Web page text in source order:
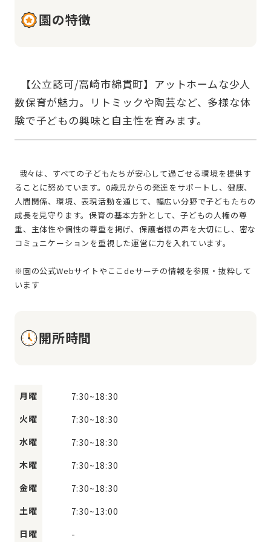
園の特徴
数保育が魅力。リトミックや陶芸など、多様な体
ることに努めています。0歳児からの発達をサポートし、健康、
人間関係、環境、表現活動を通じて、幅広い分野で子どもたちの
成長を見守ります。保育の基本方針として、子どもの人権の尊
重、主体性や個性の尊重を掲げ、保護者様の声を大切にし、密な
コミュニケーションを重視した運営に力を入れています。
※園の公式Webサイトやここdeサーチの情報を参照・抜粋して
開所時間
月曜 7:30~18:30
火曜
7:30~18:30
水曜
7:30~18:30
木曜
7:30~18:30
金曜
7:30~18:30
土曜
7:30~13:00
日曜
-